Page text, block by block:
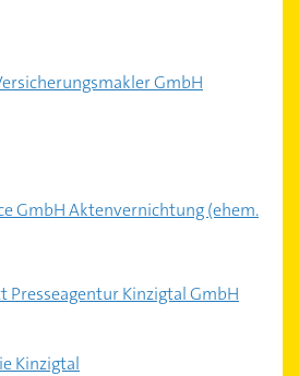
GmbH
GmbH Aktenvernichtung (ehem.
Presseagentur Kinzigtal GmbH
Kinzigtal